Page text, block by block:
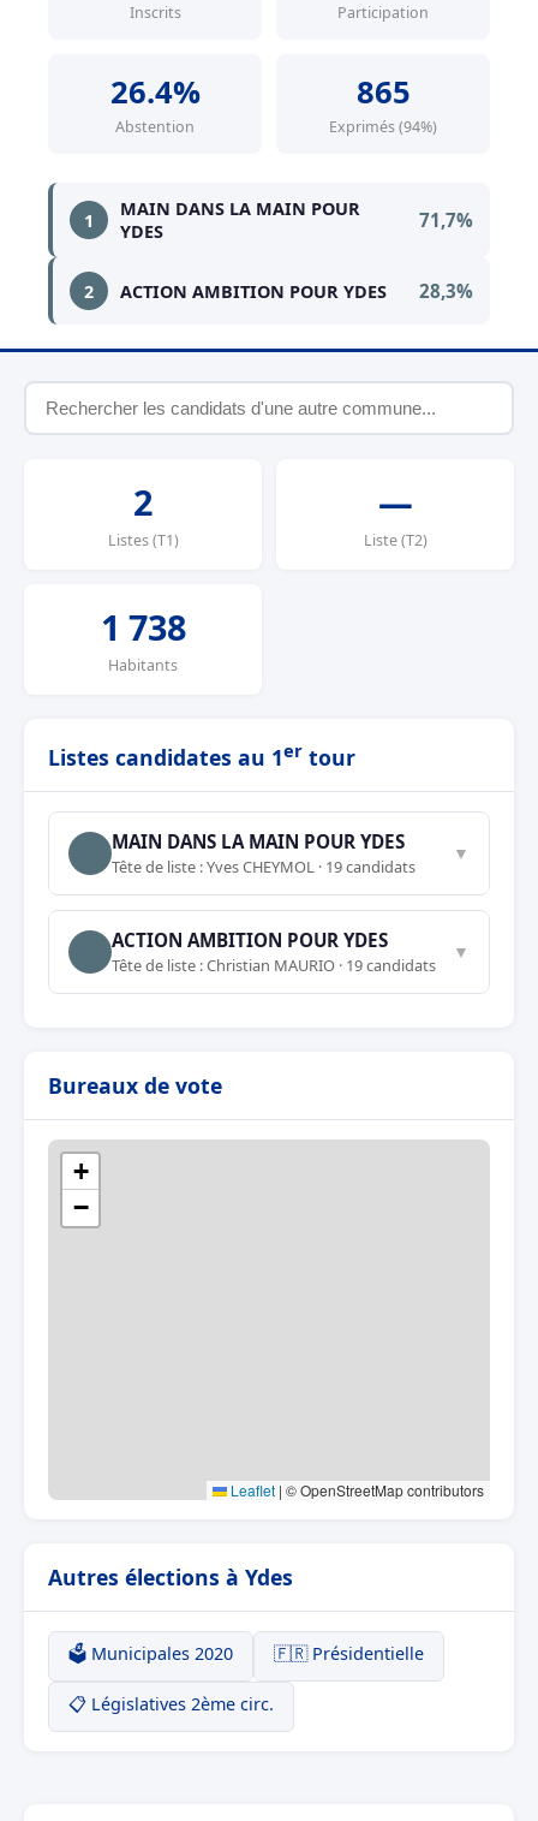
Inscrits Participation
26.4%
Abstention
865
Exprimés (94%)
1
MAIN DANS LA MAIN POUR
YDES
71,7%
2 ACTION AMBITION POUR YDES 28,3%
2
Listes (T1)
—
Liste (T2)
1 738
Habitants
Listes candidates au 1er tour
MAIN DANS LA MAIN POUR YDES
Tête de liste : Yves CHEYMOL · 19 candidats
▼
ACTION AMBITION POUR YDES
Tête de liste : Christian MAURIO · 19 candidats
▼
Bureaux de vote
+
−
Leaflet | © OpenStreetMap contributors
Autres élections à Ydes
🗳️ Municipales 2020 🇫🇷 Présidentielle
📋 Législatives 2ème circ.